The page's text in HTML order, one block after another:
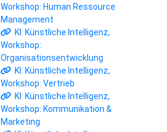
Workshop: Human Ressource
Management
KI: Künstliche Intelligenz,
Workshop:
Organisationsentwicklung
KI: Künstliche Intelligenz,
Workshop: Vertrieb
KI: Künstliche Intelligenz,
Workshop: Kommunikation &
Marketing